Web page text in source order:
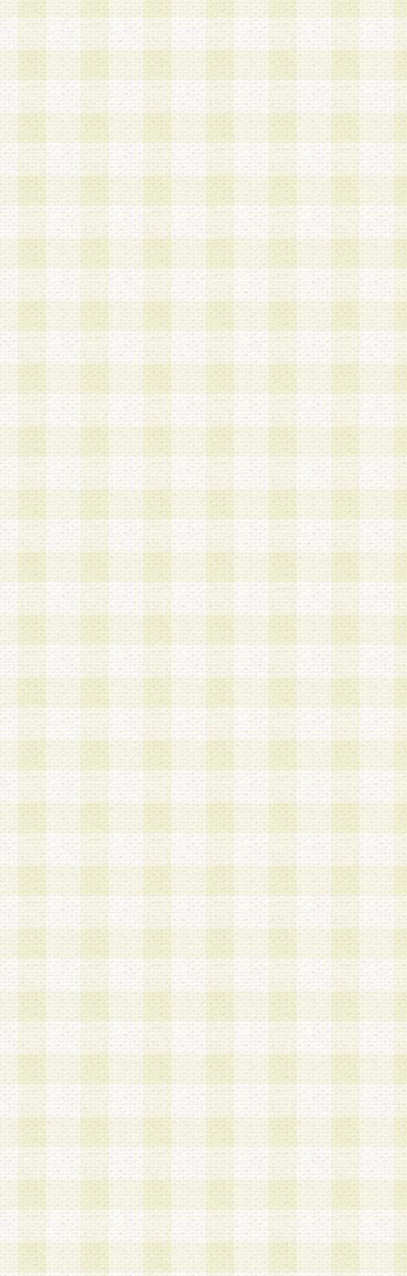
a.既に登録されている会員と同一のメールアドレ
録する場合
b.本サービスと同様のサービスを提供している企
業に従事していると思われる本人またはその家族
場合
c.その他当社が不適切と判断する場合
2.当社は、会員登録希望者を会員として承認する
した 場合、会員登録希望者による会員登録手続
による承認後の場合であっても、会員登録の取り
の抹消を、当社が適切と判 断する方法・手段に
とができるものとします。
3.会員登録希望者が18歳未満、成年被後見人、被
人 である場合は、親権者などの法定代理人の同
録を行うものとします。なお、義務教育学齢に該
者については、登録時に 当社が別途定める方法
権者による承認手続きを行うものとします。
第3条 会員の登録方法
1.会員登録手続きは、会員登録希望者本人が行う
る登録は一切認められないものとします。
2.会員登録希望者は、本規約に同意の後、当社指
画 面」において、当社が指定する必要事項を入
を行うものとします。当社は、会員登録を承認し
会員として本サービスを 受けるためのログイン
を付与します。
3.会員は、会員登録の際に申告する登録情報の全
いかなる虚偽の申告をも行ってはならないものと
4.会員は、複数のログインＩＤおよびパスワード
いものとします。
第4条 ログインIDおよびパスワードの管理
1.会員は、会員登録後、本サイト内にて本サービ
加する際には、前条に基づき当社から付与された
スワードを使用するものとします。
2.登録の際に当社が付与したログインIDおよびパ
の使用に関しては、全て会員本人がその責任を負
3.会員は、当社から付与されたログインIDおよび
貸与、名義変更、売買その他形態を問わず第三者
ならないものとします。
4.当社は、会員によるログインIDおよびパスワー
盗用など第三者の利用に伴う損害の発生について
き事由の有無、その他原因の如何を問わず、一切
のとします。
第5条 会員の登録情報
1.当社は、会員の登録情報に含まれる氏名・住所
アドレス等会員個人を識別できる情報を当社が別
シーポリシー
」に基づき適切に取り扱うものとし
は、当該個人情報を以下の各号に定める目的に利
す。なお、これら事項以外の目的で個人情報を利
かじめ会員の同意を得たうえで利用するものとし